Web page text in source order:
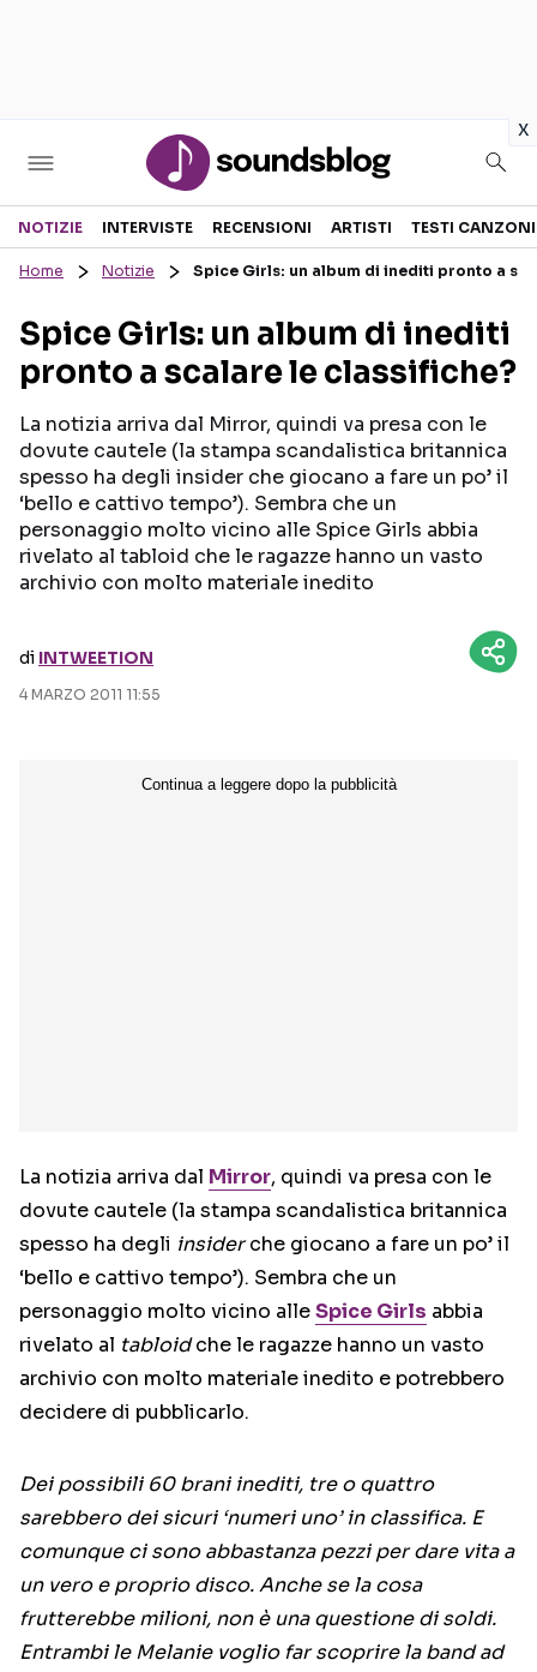
x
Sezioni
RECENSIONI MUSICALI
INTERVISTE
GOSSIP E CURIOSITÀ
TESTI CANZONI
TOUR ED EVENTI
TALENT SHOW
Seguici sui social
NOTIZIE INTERVISTE RECENSIONI ARTISTI TESTI CANZONI
Home Notizie Spice Girls: un album di inediti pronto a
Spice Girls: un album di inediti
pronto a scalare le classifiche?
La notizia arriva dal Mirror, quindi va presa con le
dovute cautele (la stampa scandalistica britannica
spesso ha degli insider che giocano a fare un po’ il
‘bello e cattivo tempo’). Sembra che un
personaggio molto vicino alle Spice Girls abbia
rivelato al tabloid che le ragazze hanno un vasto
archivio con molto materiale inedito
di INTWEETION
4 MARZO 2011 11:55
La notizia arriva dal Mirror, quindi va presa con le
dovute cautele (la stampa scandalistica britannica
spesso ha degli insiderche giocano a fare un po’ il
‘bello e cattivo tempo’). Sembra che un
personaggio molto vicino alleSpice Girls abbia
rivelato al tabloidche le ragazze hanno un vasto
archivio con molto materiale inedito e potrebbero
decidere di pubblicarlo.
Dei possibili 60 brani inediti, tre o quattro
sarebbero dei sicuri ‘numeri uno’ in classifica. E
comunque ci sono abbastanza pezzi per dare vita a
un vero e proprio disco. Anche se la cosa
frutterebbe milioni, non è una questione di soldi.
Entrambi le Melanie voglio far scoprire la band ad